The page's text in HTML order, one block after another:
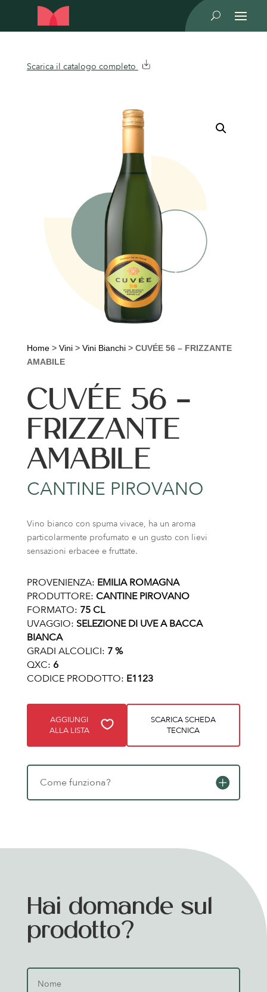
U
Scarica il catalogo completo
Home> Vini> Vini Bianchi> CUVÉE 56 – FRIZZANTE
AMABILE
CUVÉE 56 –
FRIZZANTE
AMABILE
CANTINE PIROVANO
Vino bianco con spuma vivace, ha un aroma
particolarmente profumato e un gusto con lievi
sensazioni erbacee e fruttate.
PROVENIENZA: EMILIA ROMAGNA
PRODUTTORE: CANTINE PIROVANO
FORMATO: 75 CL
UVAGGIO: SELEZIONE DI UVE A BACCA
BIANCA
GRADI ALCOLICI: 7 %
QXC: 6
CODICE PRODOTTO: E1123
AGGIUNGI
ALLA LISTA
SCARICA SCHEDA
TECNICA
Come funziona?
Hai domande sul
prodotto?